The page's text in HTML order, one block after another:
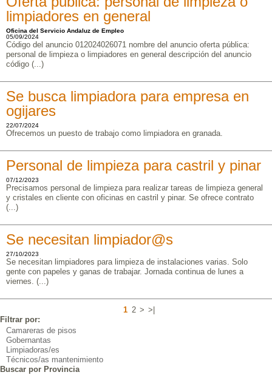
limpiadores en general
Oficina del Servicio Andaluz de Empleo
05/09/2024
Código del anuncio 012024026071 nombre del anuncio oferta pública:
personal de limpieza o limpiadores en general descripción del anuncio
código (...)
Se busca limpiadora para empresa en
ogijares
22/07/2024
Ofrecemos un puesto de trabajo como limpiadora en granada.
Personal de limpieza para castril y pinar
07/12/2023
Precisamos personal de limpieza para realizar tareas de limpieza general
y cristales en cliente con oficinas en castril y pinar. Se ofrece contrato
(...)
Se necesitan limpiador@s
27/10/2023
Se necesitan limpiadores para limpieza de instalaciones varias. Solo
gente con papeles y ganas de trabajar. Jornada continua de lunes a
viernes. (...)
1 2 > >|
Filtrar por:
Camareras de pisos
Gobernantas
Limpiadoras/es
Técnicos/as mantenimiento
Buscar por Provincia